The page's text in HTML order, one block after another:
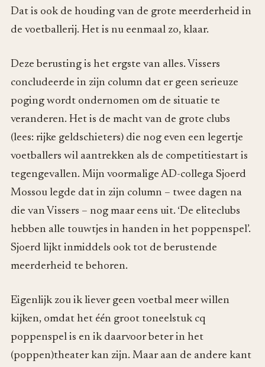
Dat is ook de houding van de grote meerderheid in
de voetballerij. Het is nu eenmaal zo, klaar.
Deze berusting is het ergste van alles. Vissers
concludeerde in zijn column dat er geen serieuze
poging wordt ondernomen om de situatie te
veranderen. Het is de macht van de grote clubs
(lees: rijke geldschieters) die nog even een legertje
voetballers wil aantrekken als de competitiestart is
tegengevallen. Mijn voormalige AD-collega Sjoerd
Mossou legde dat in zijn column – twee dagen na
die van Vissers – nog maar eens uit. ‘De eliteclubs
hebben alle touwtjes in handen in het poppenspel’.
Sjoerd lijkt inmiddels ook tot de berustende
meerderheid te behoren.
Eigenlijk zou ik liever geen voetbal meer willen
kijken, omdat het één groot toneelstuk cq
poppenspel is en ik daarvoor beter in het
(poppen)theater kan zijn. Maar aan de andere kant